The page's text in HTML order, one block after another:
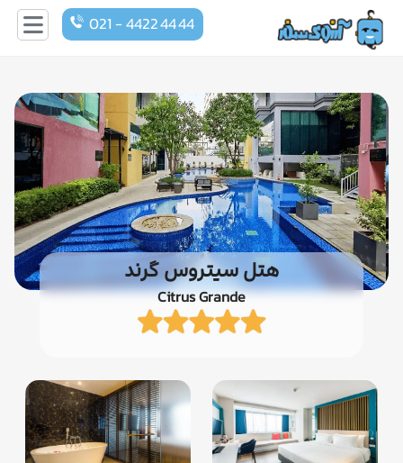
021 - 4422 44 44
هتل سیتروس گرند
Citrus Grande